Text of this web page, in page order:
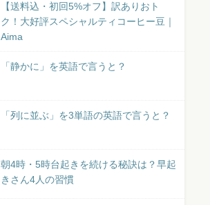
【送料込・初回5%オフ】訳ありおト
ク！大好評スペシャルティコーヒー豆｜
Aima
「静かに」を英語で言うと？
「列に並ぶ」を3単語の英語で言うと？
朝4時・5時台起きを続ける秘訣は？早起
きさん4人の習慣